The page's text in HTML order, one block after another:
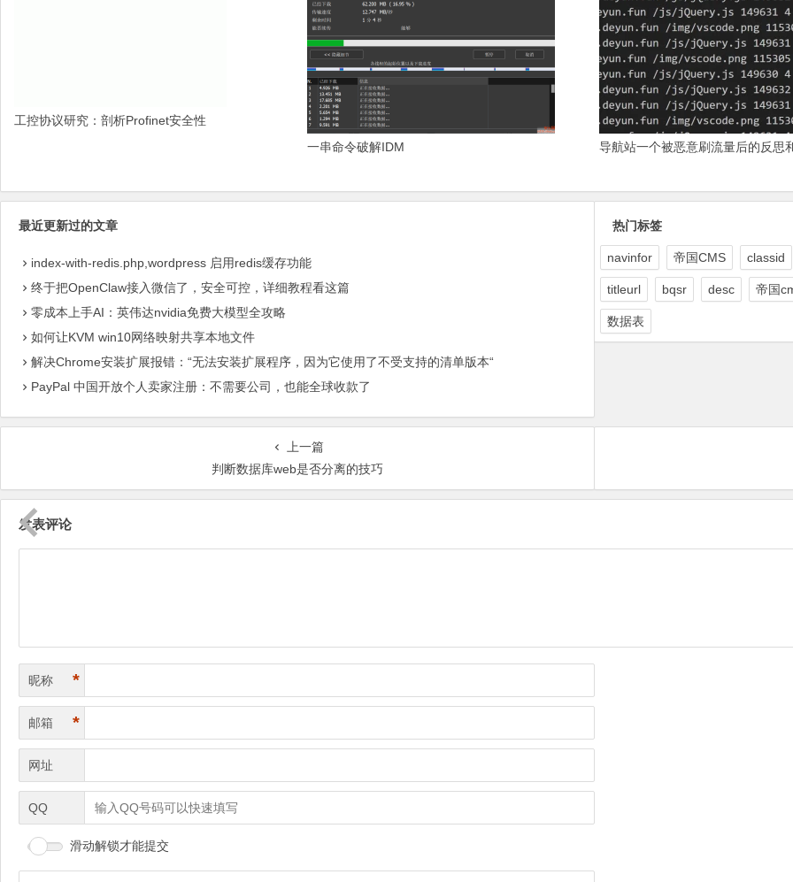
工控协议研究：剖析Profinet安全性
一串命令破解IDM
导航站一个被恶意刷流量后的反思
最近更新过的文章
index-with-redis.php,wordpress 启用redis缓存功能
终于把OpenClaw接入微信了，安全可控，详细教程看这篇
零成本上手AI：英伟达nvidia免费大模型全攻略
如何让KVM win10网络映射共享本地文件
解决Chrome安装扩展报错：“无法安装扩展程序，因为它使用了不受支持的清单版本“
PayPal 中国开放个人卖家注册：不需要公司，也能全球收款了
热门标签
navinfor 帝国CMS classid
titleurl bqsr desc 帝国
数据表
上一篇
判断数据库web是否分离的技巧
发表评论
昵称 *
邮箱 *
网址
QQ
滑动解锁才能提交